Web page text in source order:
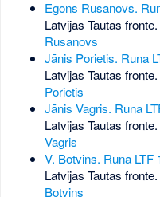
Egons Rusanovs.
Latvijas Tautas
Rusanovs
Jānis Porietis. Runa
Latvijas Tautas
Porietis
Jānis Vagris. Runa
Latvijas Tautas
Vagris
V. Botvins. Runa LTF
Latvijas Tautas
Botvins